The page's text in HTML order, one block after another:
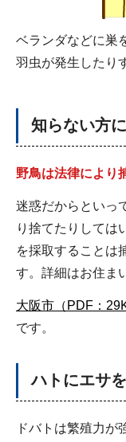
ベランダなどに巣
羽虫が発生したり
知らない方
野鳥は法律により
迷惑だからといっ
り捨てたりしては
を採取することは
す。詳細はお住ま
大阪市（PDF：
です。
ハトにエサ
ドバトは繁殖力が